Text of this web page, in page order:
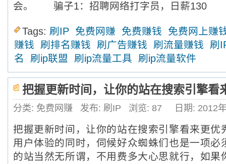
会。 骗子1：招聘网络打字员，日薪130
Tags: 刷IP 免费网赚 免费赚钱
免费网上赚
赚钱
刷排名赚钱 刷广告赚钱 刷流量赚钱
刷
名
刷ip联盟 刷ip流量工具 刷ip流量软件
把握更新时间，让你的站在搜索引擎看
分类: 免费网赚 发布: 刷IP 浏览: 87 日期: 2012
把握更新时间，让你的站在搜索引擎看来
用户体验的同时，伺候好众蜘蛛们也是一项必
的站当然无所谓，不用费多大心思就行，如果